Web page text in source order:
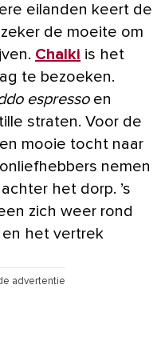
eilanden keert de
de moeite om
Chalki is het
te bezoeken.
espressoen
straten. Voor de
mooie tocht naar
nemen
het dorp. ’s
zich weer rond
het vertrek
advertentie